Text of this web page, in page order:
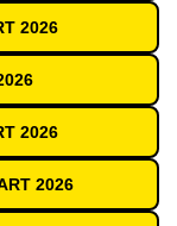
2026
2026
2026